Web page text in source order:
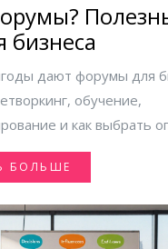
бизнеса
дают форумы для
обучение,
и как выбрать
БОЛЬШЕ